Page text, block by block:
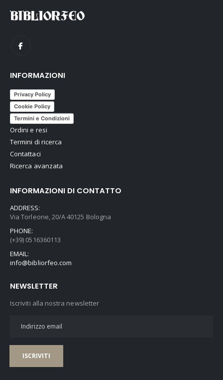
INFORMAZIONI
Privacy Policy
Cookie Policy
Termini e Condizioni
Ordini e resi
Termini di ricerca
Contattaci
Ricerca avanzata
INFORMAZIONI DI CONTATTO
ADDRESS:
Via Torleone, 20/A 40125 Bologna
PHONE:
(+39) 0516360113
EMAIL:
info@bibliorfeo.com
NEWSLETTER
Iscriviti alla nostra newsletter
ISCRIVITI